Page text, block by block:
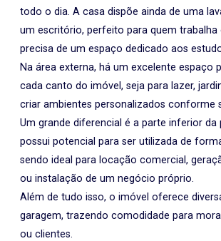
todo o dia. A casa dispõe ainda de uma
um escritório, perfeito para quem trabalha
precisa de um espaço dedicado aos
Na área externa, há um excelente espaço
cada canto do imóvel, seja para lazer,
criar ambientes personalizados conforme
Um grande diferencial é a parte inferior da
possui potencial para ser utilizada de
sendo ideal para locação comercial,
ou instalação de um negócio próprio.
Além de tudo isso, o imóvel oferece
garagem, trazendo comodidade para
ou clientes.